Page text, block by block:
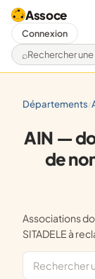
Assoce
Rechercher
Connexion
départements/
AIN —
de
Associations domaines divers, domaines de nomenclature
SITADELE à